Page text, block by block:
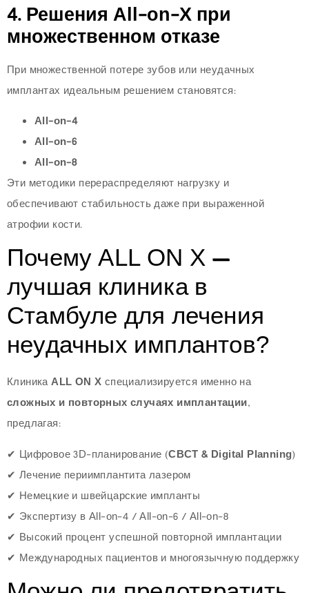
4. Решения All-on-X при
множественном отказе
При множественной потере зубов или неудачных
имплантах идеальным решением становятся:
All-on-4
All-on-6
All-on-8
Эти методики перераспределяют нагрузку и
обеспечивают стабильность даже при выраженной
атрофии кости.
Почему ALL ON X —
лучшая клиника в
Стамбуле для лечения
неудачных имплантов?
КлиникаALL ON X специализируется именно на
сложных и повторных случаях имплантации,
предлагая:
✔ Цифровое 3D-планирование (CBCT & Digital Planning)
✔ Лечение периимплантита лазером
✔ Немецкие и швейцарские импланты
✔ Экспертизу в All-on-4 / All-on-6 / All-on-8
✔ Высокий процент успешной повторной имплантации
✔ Международных пациентов и многоязычную поддержку